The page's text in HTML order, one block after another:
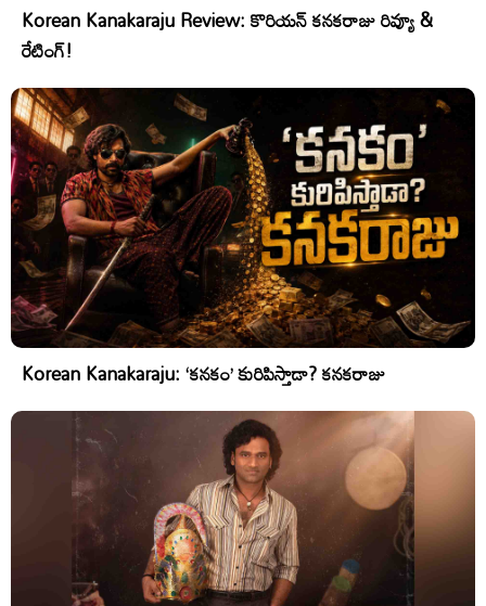
Korean Kanakaraju Review: కొరియన్ కనకరాజు రివ్యూ &
రేటింగ్!
Korean Kanakaraju: ‘కనకం’ కురిపిస్తాడా? కనకరాజు